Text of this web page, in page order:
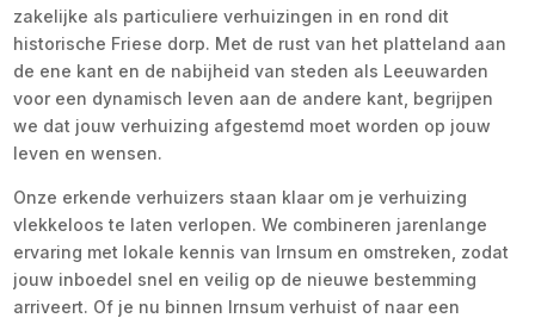
zakelijke als particuliere verhuizingen in en rond dit
historische Friese dorp. Met de rust van het platteland aan
de ene kant en de nabijheid van steden als Leeuwarden
voor een dynamisch leven aan de andere kant, begrijpen
we dat jouw verhuizing afgestemd moet worden op jouw
leven en wensen.
Onze erkende verhuizers staan klaar om je verhuizing
vlekkeloos te laten verlopen. We combineren jarenlange
ervaring met lokale kennis van Irnsum en omstreken, zodat
jouw inboedel snel en veilig op de nieuwe bestemming
arriveert. Of je nu binnen Irnsum verhuist of naar een